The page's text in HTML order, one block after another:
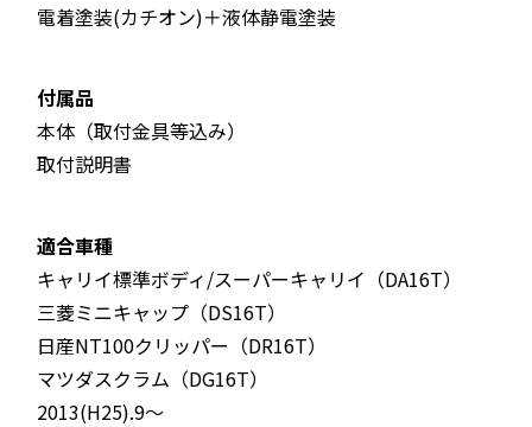
電着塗装(カチオン)＋液体静電塗装
付属品
本体（取付金具等込み）
取付説明書
適合車種
キャリイ標準ボディ/スーパーキャリイ（DA16T）
三菱ミニキャップ（DS16T）
日産NT100クリッパー（DR16T）
マツダスクラム（DG16T）
2013(H25).9〜